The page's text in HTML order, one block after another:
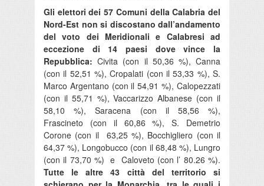
Gli elettori dei 57 Comuni della Calabria del
Nord-Est non si discostano dall’andamento
del voto dei Meridionali e Calabresi ad
eccezione di 14 paesi dove vince la
Repubblica: Civita (con il 50,36 %), Canna
(con il 52,51 %), Cropalati (con il 53,33 %), S.
Marco Argentano (con il 54,91 %), Calopezzati
(con il 55,71 %), Vaccarizzo Albanese (con il
58,10 %), Saracena (con il 58,56 %),
Frascineto (con il 60,86 %), S. Demetrio
Corone (con il 63,25 %), Bocchigliero (con il
64,37 %), Longobucco (con il 68,48 %), Lungro
(con il 73,70 %) e Caloveto (con l’ 80.26 %).
Tutte le altre 43 città del territorio si